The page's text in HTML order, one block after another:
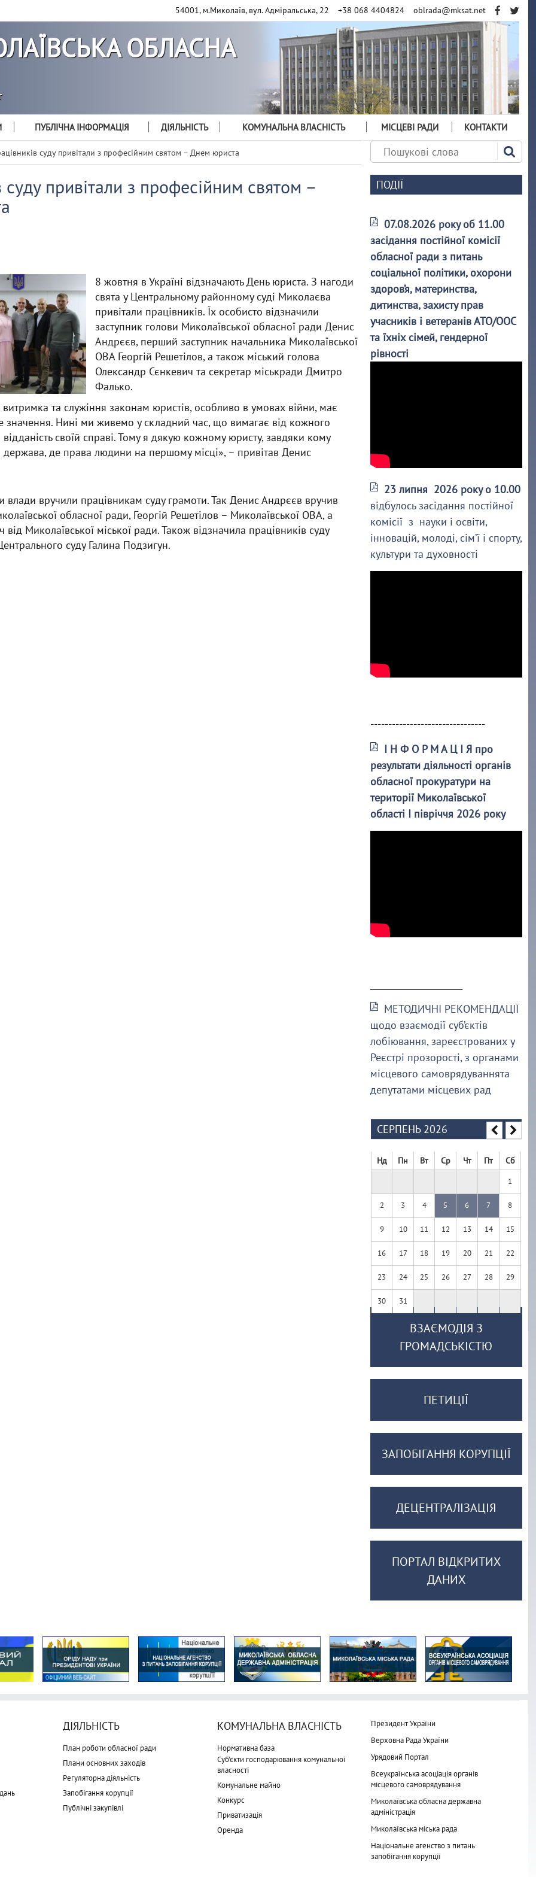
54001, м.Миколаїв, вул. Адміральська, 22 +38 068 4404824 oblrada@mksat.net
ОБЛАСНА
ПУБЛІЧНА ІНФОРМАЦІЯ ДІЯЛЬНІСТЬ КОМУНАЛЬНА ВЛАСНІСТЬ МІСЦЕВІ РАДИ КОНТАКТИ
суду привітали з професійним святом – Днем юриста
суду привітали з професійним святом –
8 жовтня в Україні відзначають День юриста. З нагоди
свята у Центральному районному суді Миколаєва
привітали працівників. Їх особисто відзначили
заступник голови Миколаївської обласної ради Денис
Андрєєв, перший заступник начальника Миколаївської
ОВА Георгій Решетілов, а також міський голова
Олександр Сєнкевич та секретар міськради Дмитро
Фалько.
та служіння законам юристів, особливо в умовах війни, має
значення. Нині ми живемо у складний час, що вимагає від кожного
відданість своїй справі. Тому я дякую кожному юристу, завдяки кому
держава, де права людини на першому місці», – привітав Денис
влади вручили працівникам суду грамоти. Так Денис Андрєєв вручив
обласної ради, Георгій Решетілов – Миколаївської ОВА, а
Миколаївської міської ради. Також відзначила працівників суду
суду Галина Подзигун.
ПОДІЇ
07.08.2026 року об 11.00
засідання постійної комісії
обласної ради з питань
соціальної політики, охорони
здоров’я, материнства,
дитинства, захисту прав
учасників і ветеранів АТО/ООС
та їхніх сімей, гендерної
рівності
23 липня 2026 року о 10.00
відбулось засідання постійної
комісії з науки і освіти,
інновацій, молоді, сім’ї і спорту,
культури та духовності
--------------------------------
І Н Ф О Р М А Ц І Я про
результати діяльності органів
обласної прокуратури на
території Миколаївської
області І півріччя 2026 року
МЕТОДИЧНІ РЕКОМЕНДАЦІЇ
щодо взаємодії суб’єктів
лобіювання, зареєстрованих у
Реєстрі прозорості, з органами
місцевого самоврядуваннята
депутатами місцевих рад
СЕРПЕНЬ 2026
Нд Пн Вт Ср Чт Пт Сб
1
2 3 4 5 6 7 8
9 10 11 12 13 14 15
16 17 18 19 20 21 22
23 24 25 26 27 28 29
30 31
ВЗАЄМОДІЯ З
ГРОМАДСЬКІСТЮ
ПЕТИЦІЇ
ЗАПОБІГАННЯ КОРУПЦІЇ
ДЕЦЕНТРАЛІЗАЦІЯ
ПОРТАЛ ВІДКРИТИХ
ДАНИХ
ДІЯЛЬНІСТЬ
План роботи обласної ради
Плани основних заходів
Регуляторна діяльність
Запобігання корупції
Публічні закупівлі
КОМУНАЛЬНА ВЛАСНІСТЬ
Нормативна база
Суб'єкти господарювання комунальної
власності
Комунальне майно
Конкурс
Приватизація
Оренда
Президент України
Верховна Рада України
Урядовий Портал
Всеукраїнська асоціація органів
місцевого самоврядування
Миколаївська обласна державна
адміністрація
Миколаївська міська рада
Національне агенство з питань
запобігання корупції